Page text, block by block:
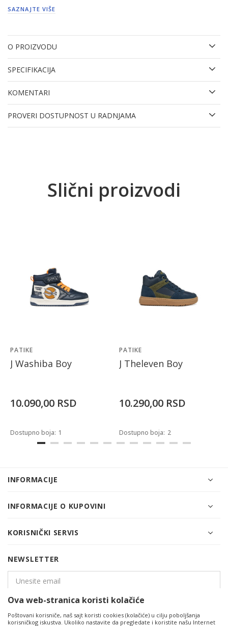
SAZNAJTE VIŠE
O PROIZVODU
SPECIFIKACIJA
KOMENTARI
PROVERI DOSTUPNOST U RADNJAMA
Slični proizvodi
PATIKE
J Washiba Boy
10.090,00 RSD
Dostupno boja: 1
PATIKE
J Theleven Boy
10.290,00 RSD
Dostupno boja: 2
INFORMACIJE
INFORMACIJE O KUPOVINI
KORISNIČKI SERVIS
NEWSLETTER
PRIJAVITE SE
Ova web-stranica koristi kolačiće
Poštovani korisniče, naš sajt koristi cookies (kolačiće) u cilju poboljšanja
korisničkog iskustva. Ukoliko nastavite da pregledate i koristite našu Internet